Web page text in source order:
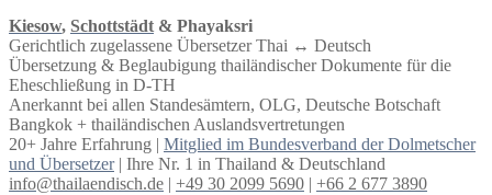
Kiesow, Schottstädt & Phayaksri
Gerichtlich zugelassene Übersetzer Thai ↔︎ Deutsch
Übersetzung & Beglaubigung thailändischer Dokumente für die
Eheschließung in D-TH
Anerkannt bei allen Standesämtern, OLG, Deutsche Botschaft
Bangkok + thailändischen Auslandsvertretungen
20+ Jahre Erfahrung | Mitglied im Bundesverband der Dolmetscher
und Übersetzer| Ihre Nr. 1 in Thailand & Deutschland
info@thailaendisch.de | +49 30 2099 5690 | +66 2 677 3890